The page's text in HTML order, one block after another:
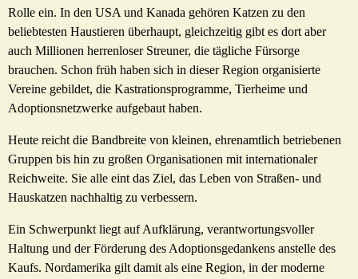
Rolle ein. In den USA und Kanada gehören Katzen zu den
beliebtesten Haustieren überhaupt, gleichzeitig gibt es dort aber
auch Millionen herrenloser Streuner, die tägliche Fürsorge
brauchen. Schon früh haben sich in dieser Region organisierte
Vereine gebildet, die Kastrationsprogramme, Tierheime und
Adoptionsnetzwerke aufgebaut haben.
Heute reicht die Bandbreite von kleinen, ehrenamtlich betriebenen
Gruppen bis hin zu großen Organisationen mit internationaler
Reichweite. Sie alle eint das Ziel, das Leben von Straßen- und
Hauskatzen nachhaltig zu verbessern.
Ein Schwerpunkt liegt auf Aufklärung, verantwortungsvoller
Haltung und der Förderung des Adoptionsgedankens anstelle des
Kaufs. Nordamerika gilt damit als eine Region, in der moderne